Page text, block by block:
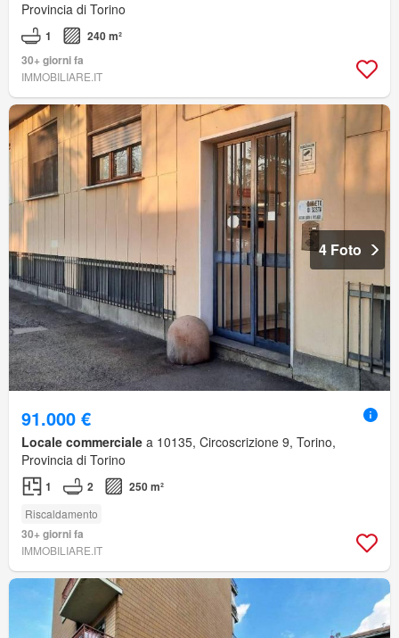
Provincia di Torino
1
240 m²
30+ giorni fa
IMMOBILIARE.IT
4 Foto
91.000 €
Locale commerciale a 10135, Circoscrizione 9, Torino,
Provincia di Torino
1 2 250 m²
Riscaldamento
30+ giorni fa
IMMOBILIARE.IT